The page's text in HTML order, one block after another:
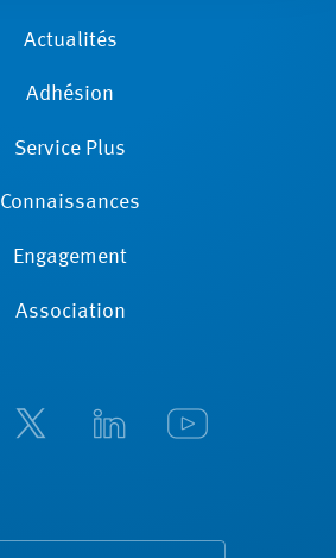
Actualités
Adhésion
Service Plus
Connaissances
Engagement
Association